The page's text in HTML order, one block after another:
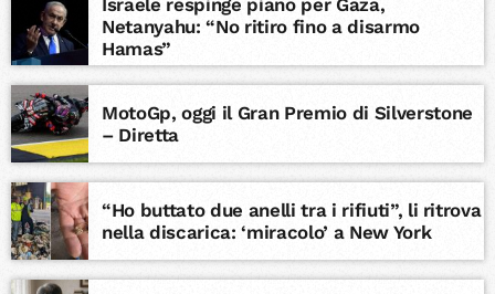
Netanyahu: “No ritiro fino a disarmo
Hamas”
MotoGp, oggi il Gran Premio di Silverstone
– Diretta
“Ho buttato due anelli tra i rifiuti”, li ritrova
nella discarica: ‘miracolo’ a New York